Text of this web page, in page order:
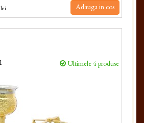
Adauga in cos
Ultimele 4 produse